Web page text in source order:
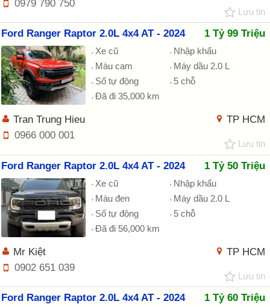
0979 790 750
Lưu tin
Ford Ranger Raptor 2.0L 4x4 AT - 2024 1 Tỷ 99 Triệu
Xe cũ
Nhập khẩu
Màu cam
Máy dầu 2.0 L
Số tự động
5 chỗ
Đã đi 35,000 km
TP HCM
Tran Trung Hieu
0966 000 001
Lưu tin
Ford Ranger Raptor 2.0L 4x4 AT - 2024 1 Tỷ 50 Triệu
Xe cũ
Nhập khẩu
Màu đen
Máy dầu 2.0 L
Số tự động
5 chỗ
Đã đi 56,000 km
TP HCM
Mr Kiệt
0902 651 039
Lưu tin
Ford Ranger Raptor 2.0L 4x4 AT - 2024 1 Tỷ 60 Triệu